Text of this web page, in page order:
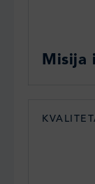
Misija